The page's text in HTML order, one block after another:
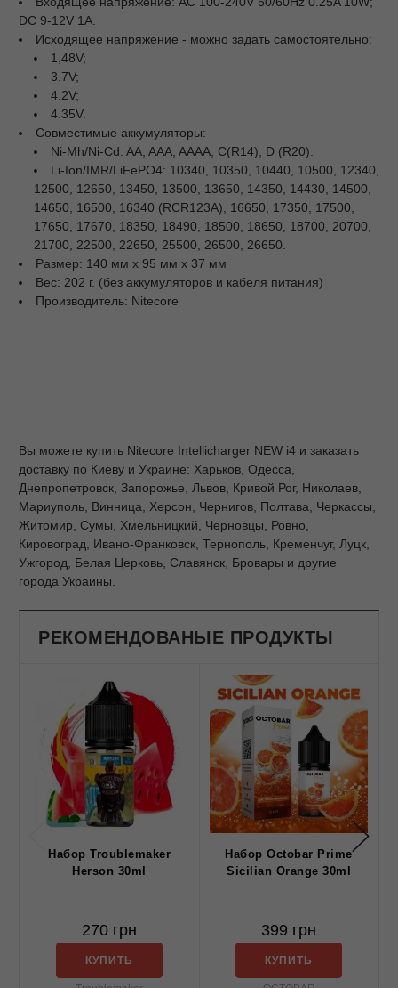
DC 9-12V 1A.
Исходящее напряжение - можно задать самостоятельно:
1,48V;
3.7V;
4.2V;
4.35V.
Совместимые аккумуляторы:
Ni-Mh/Ni-Cd: AA, AAA, AAAA, C(R14), D (R20).
Li-Ion/IMR/LiFePO4: 10340, 10350, 10440, 10500, 12340,
12500, 12650, 13450, 13500, 13650, 14350, 14430, 14500,
14650, 16500, 16340 (RCR123A), 16650, 17350, 17500,
17650, 17670, 18350, 18490, 18500, 18650, 18700, 20700,
21700, 22500, 22650, 25500, 26500, 26650.
Размер: 140 мм х 95 мм х 37 мм
Вес: 202 г. (без аккумуляторов и кабеля питания)
Производитель: Nitecore
Вы можете купить Nitecore Intellicharger NEW i4 и заказать
доставку по Киеву и Украине: Харьков, Одесса,
Днепропетровск, Запорожье, Львов, Кривой Рог, Николаев,
Мариуполь, Винница, Херсон, Чернигов, Полтава, Черкассы,
Житомир, Сумы, Хмельницкий, Черновцы, Ровно,
Кировоград, Ивано-Франковск, Тернополь, Кременчуг, Луцк,
Ужгород, Белая Церковь, Славянск, Бровары и другие
города Украины.
РЕКОМЕНДОВАНЫЕ ПРОДУКТЫ
Набор Troublemaker
Herson 30ml
270 грн
КУПИТЬ
Набор Octobar Prime
Sicilian Orange 30ml
399 грн
КУПИТЬ